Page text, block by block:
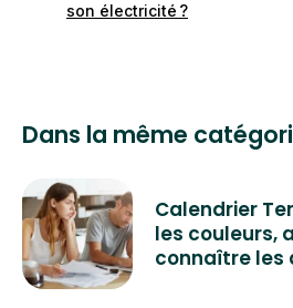
hydraulique...) puisque tous
son électricité ?
Dans la même
Calendrier
les couleurs,
connaître les